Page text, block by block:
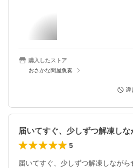
購入したストア
おさかな問屋魚奏
違
5
届いてすぐ、少しずつ解凍しながら